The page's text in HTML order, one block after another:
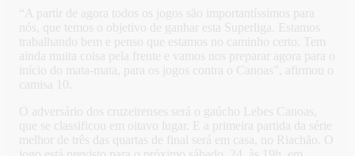
“A partir de agora todos os jogos são importantíssimos para
nós, que temos o objetivo de ganhar esta Superliga. Estamos
trabalhando bem e penso que estamos no caminho certo. Tem
ainda muita coisa pela frente e vamos nos preparar agora para o
início do mata-mata, para os jogos contra o Canoas”, afirmou o
camisa 10.
O adversário dos cruzeirenses será o gaúcho Lebes Canoas,
que se classificou em oitavo lugar. E a primeira partida da série
melhor de três das quartas de final será em casa, no Riachão. O